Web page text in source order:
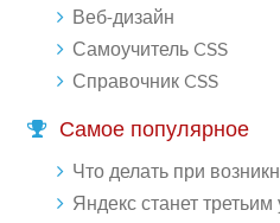
Веб-дизайн
Самоучитель CSS
Справочник CSS
Самое популярное
Что делать при возникновении ошибки
Яндекс станет третьим участником в